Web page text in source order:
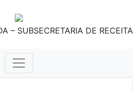
– SUBSECRETARIA DE RECEITA